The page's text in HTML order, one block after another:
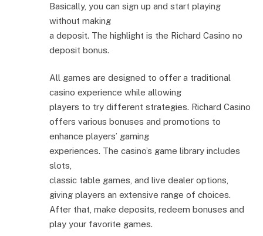
Basically, you can sign up and start playing
without making
a deposit. The highlight is the Richard Casino no
deposit bonus.
All games are designed to offer a traditional
casino experience while allowing
players to try different strategies. Richard Casino
offers various bonuses and promotions to
enhance players’ gaming
experiences. The casino’s game library includes
slots,
classic table games, and live dealer options,
giving players an extensive range of choices.
After that, make deposits, redeem bonuses and
play your favorite games.